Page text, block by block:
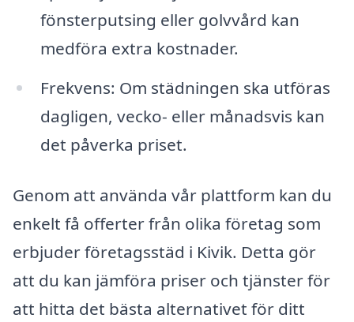
fönsterputsing eller golvvård kan
medföra extra kostnader.
Frekvens: Om städningen ska utföras
dagligen, vecko- eller månadsvis kan
det påverka priset.
Genom att använda vår plattform kan du
enkelt få offerter från olika företag som
erbjuder företagsstäd i Kivik. Detta gör
att du kan jämföra priser och tjänster för
att hitta det bästa alternativet för ditt